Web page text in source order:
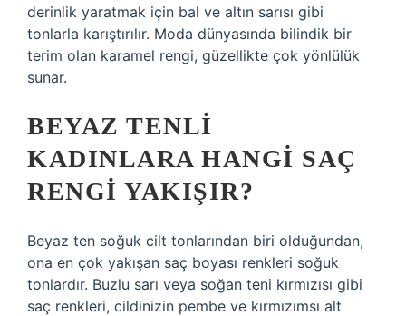
derinlik yaratmak için bal ve altın sarısı gibi
tonlarla karıştırılır. Moda dünyasında bilindik bir
terim olan karamel rengi, güzellikte çok yönlülük
sunar.
BEYAZ TENLI
KADINLARA HANGI SAÇ
RENGI YAKIŞIR?
Beyaz ten soğuk cilt tonlarından biri olduğundan,
ona en çok yakışan saç boyası renkleri soğuk
tonlardır. Buzlu sarı veya soğan teni kırmızısı gibi
saç renkleri, cildinizin pembe ve kırmızımsı alt